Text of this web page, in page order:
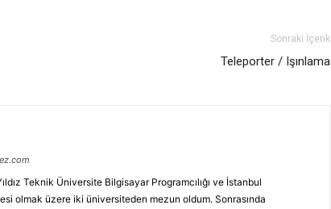
Sonraki İçerik
Teleporter / Işınlama
Teknik Üniversite Bilgisayar Programcılığı ve İstanbul
olmak üzere iki üniversiteden mezun oldum. Sonrasında